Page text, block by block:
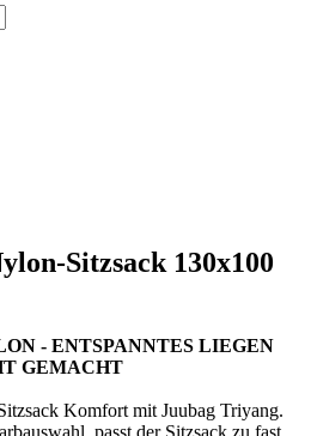
Sitzsack 130x100
- ENTSPANNTES LIEGEN
GEMACHT
Komfort mit Juubag Triyang.
passt der Sitzsack zu fast